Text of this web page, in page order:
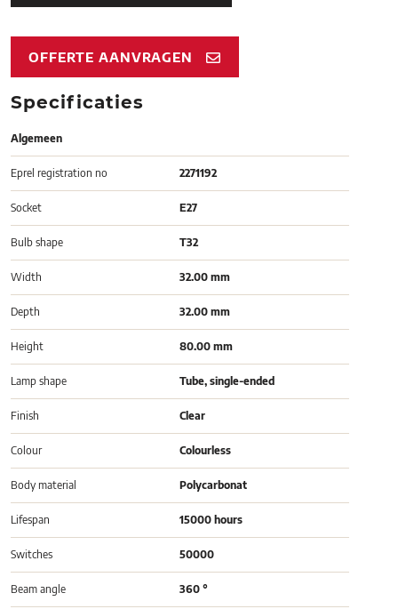
OFFERTE AANVRAGEN
Specificaties
Algemeen
Eprel registration no 2271192
Socket E27
Bulb shape T32
Width 32.00 mm
Depth 32.00 mm
Height 80.00 mm
Lamp shape Tube, single-ended
Finish Clear
Colour Colourless
Body material Polycarbonat
Lifespan 15000 hours
Switches 50000
Beam angle 360 °